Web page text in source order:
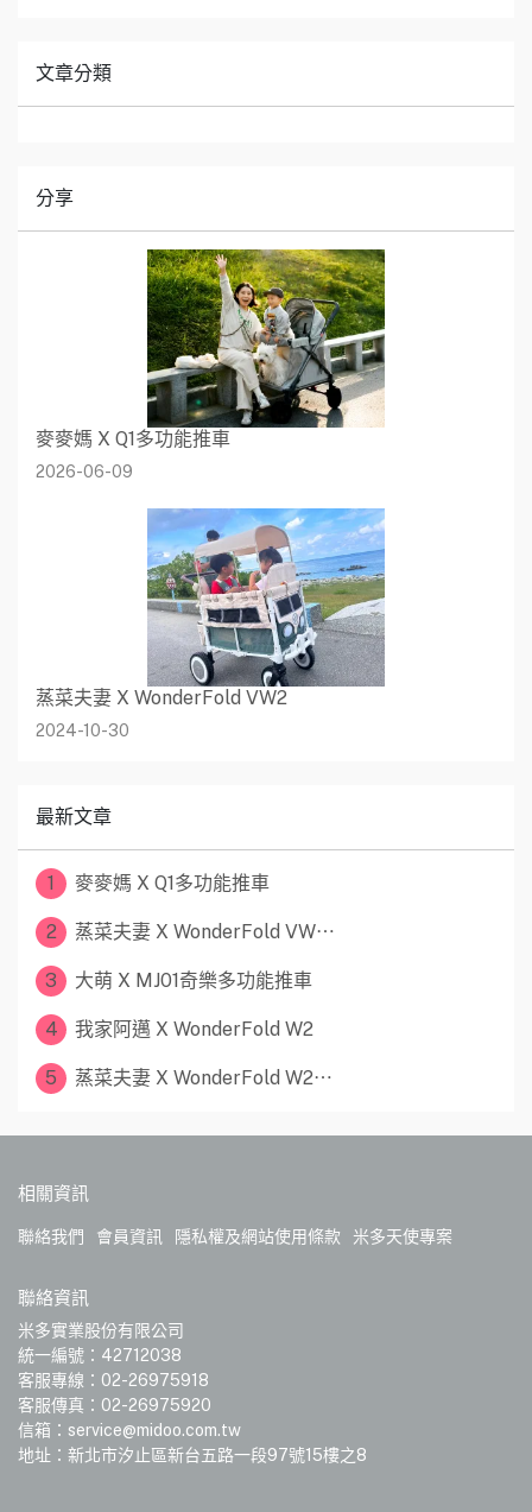
文章分類
分享
麥麥媽 X Q1多功能推車
2026-06-09
蒸菜夫妻 X WonderFold VW2
2024-10-30
最新文章
1 麥麥媽 X Q1多功能推車
2 蒸菜夫妻 X WonderFold VW⋯
3 大萌 X MJ01奇樂多功能推車
4 我家阿邁 X WonderFold W2
5 蒸菜夫妻 X WonderFold W2⋯
相關資訊
聯絡我們 會員資訊 隱私權及網站使用條款 米多天使專案
聯絡資訊
米多實業股份有限公司
統一編號：42712038
客服專線：02-26975918
客服傳真：02-26975920
信箱：service@midoo.com.tw
地址：新北市汐止區新台五路一段97號15樓之8